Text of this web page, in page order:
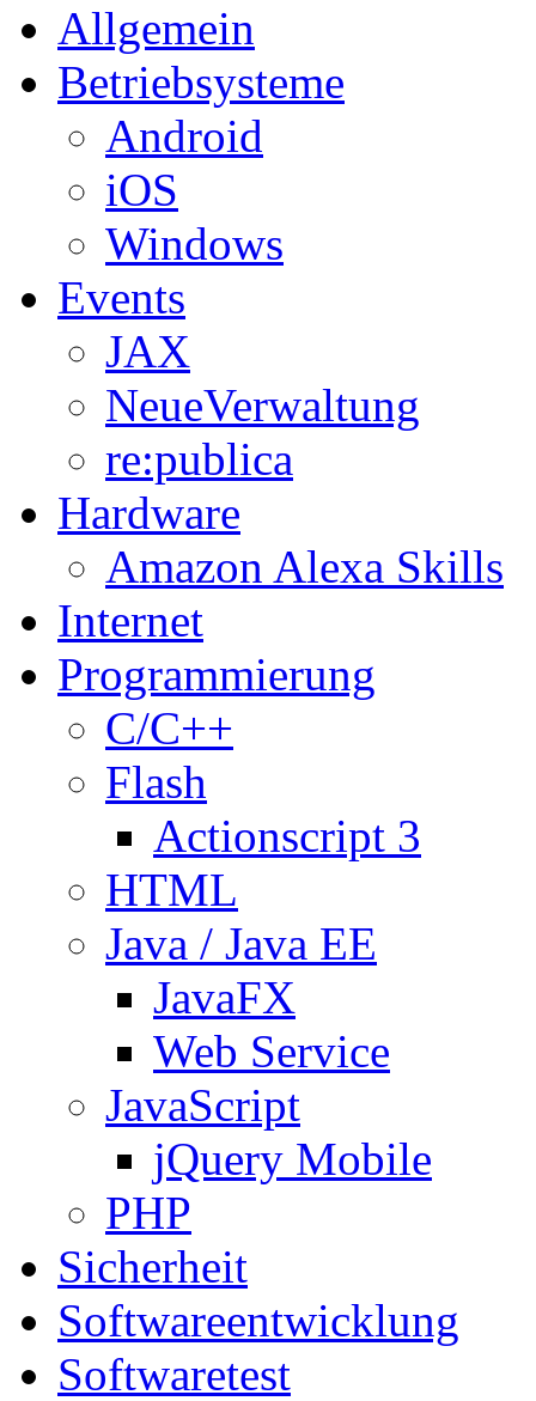
Allgemein
Betriebsysteme
Android
iOS
Windows
Events
JAX
NeueVerwaltung
re:publica
Hardware
Amazon Alexa Skills
Internet
Programmierung
C/C++
Flash
Actionscript 3
HTML
Java / Java EE
JavaFX
Web Service
JavaScript
jQuery Mobile
PHP
Sicherheit
Softwareentwicklung
Softwaretest